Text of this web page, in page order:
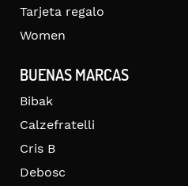
Tarjeta regalo
Women
BUENAS MARCAS
Bibak
Calzefratelli
Cris B
Debosc